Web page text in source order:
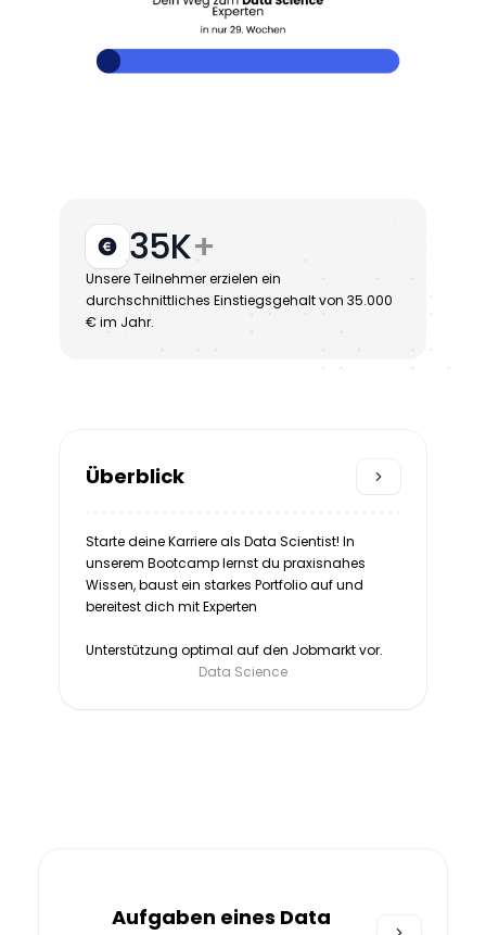
35K+
Unsere Teilnehmer erzielen ein
durchschnittliches Einstiegsgehalt von 35.000
€ im Jahr.
Überblick
Starte deine Karriere als Data Scientist! In
unserem Bootcamp lernst du praxisnahes
Wissen, baust ein starkes Portfolio auf und
bereitest dich mit Experten
Unterstützung optimal auf den Jobmarkt vor.
Data Science
Aufgaben eines Data